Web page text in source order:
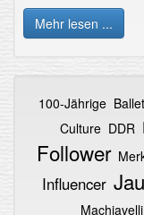
Mehr lesen ...
100-Jährige
Culture DDR
Follower
Influencer
Machiavelli